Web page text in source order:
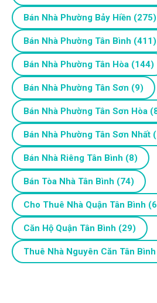
Bán Nhà Phường Bảy Hiền (275)
Bán Nhà Phường Tân Bình (411)
Bán Nhà Phường Tân Hòa (144)
Bán Nhà Phường Tân Sơn (9)
Bán Nhà Phường Tân Sơn Hòa
Bán Nhà Phường Tân Sơn Nhất
Bán Nhà Riêng Tân Bình (8)
Bán Tòa Nhà Tân Bình (74)
Cho Thuê Nhà Quận Tân Bình
Căn Hộ Quận Tân Bình (29)
Thuê Nhà Nguyên Căn Tân Bình